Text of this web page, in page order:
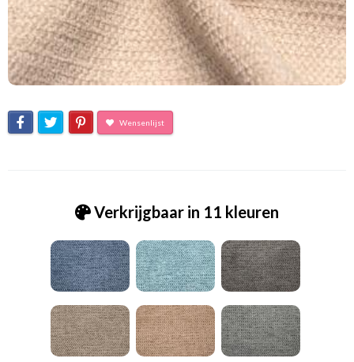
Wensenlijst
Verkrijgbaar in 11 kleuren